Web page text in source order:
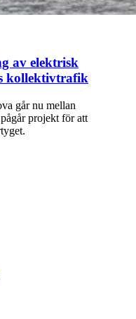
av elektrisk
kollektivtrafik
går nu mellan
projekt för att